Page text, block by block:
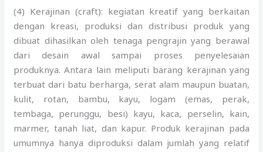
(4) Kerajinan (craft): kegiatan kreatif yang berkaitan
dengan kreasi, produksi dan distribusi produk yang
dibuat dihasilkan oleh tenaga pengrajin yang berawal
dari desain awal sampai proses penyelesaian
produknya. Antara lain meliputi barang kerajinan yang
terbuat dari batu berharga, serat alam maupun buatan,
kulit, rotan, bambu, kayu, logam (emas, perak,
tembaga, perunggu, besi) kayu, kaca, perselin, kain,
marmer, tanah liat, dan kapur. Produk kerajinan pada
umumnya hanya diproduksi dalam jumlah yang relatif